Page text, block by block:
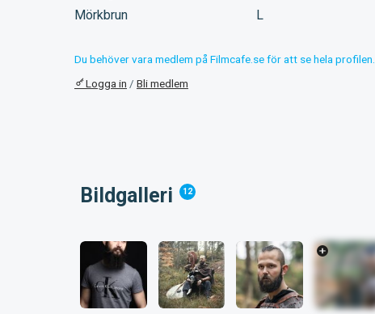
Mörkbrun L
Du behöver vara medlem på Filmcafe.se för att se hela profilen.
Logga in / Bli medlem
Bildgalleri 12